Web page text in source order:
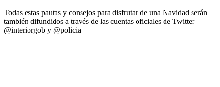
Todas estas pautas y consejos para disfrutar de una Navidad serán
también difundidos a través de las cuentas oficiales de Twitter
@interiorgob y @policia.